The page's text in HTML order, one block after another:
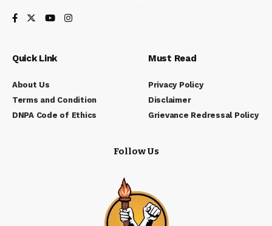
Quick Link
About Us
Terms and Condition
DNPA Code of Ethics
Must Read
Privacy Policy
Disclaimer
Grievance Redressal Policy
Follow Us